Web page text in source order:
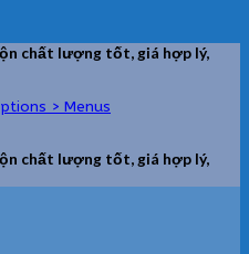
chất lượng tốt, giá hợp lý,
> Menus
chất lượng tốt, giá hợp lý,